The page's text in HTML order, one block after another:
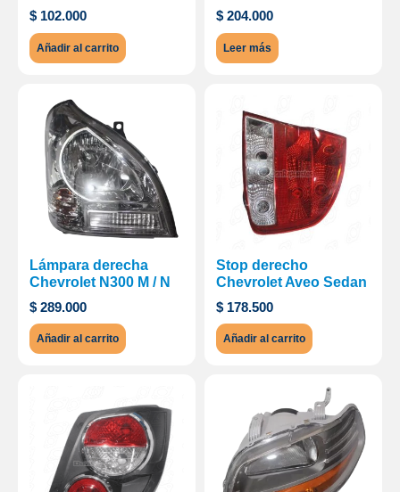
$ 102.000
Añadir al carrito
$ 204.000
Leer más
Lámpara derecha
Chevrolet N300 M / N
$ 289.000
Añadir al carrito
Stop derecho
Chevrolet Aveo Sedan
$ 178.500
Añadir al carrito